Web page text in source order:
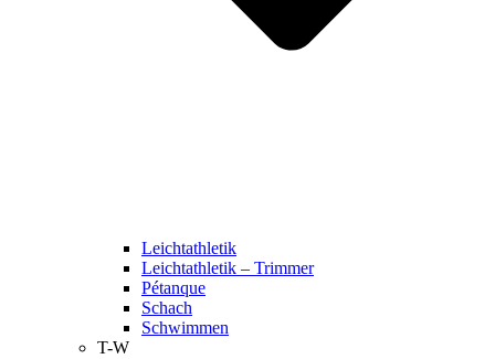
Leichtathletik
Leichtathletik – Trimmer
Pétanque
Schach
Schwimmen
T-W